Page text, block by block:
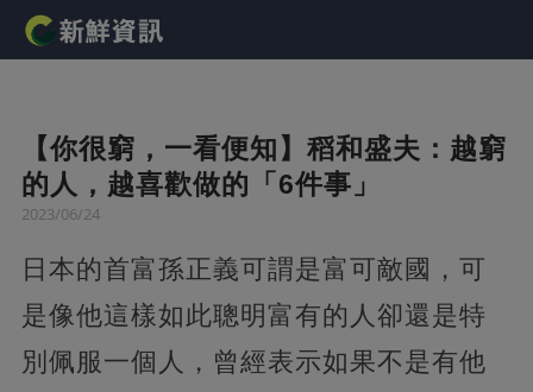
【你很窮，一看便知】稻和盛夫：越窮
的人，越喜歡做的「6件事」
2023/06/24
日本的首富孫正義可謂是富可敵國，可
是像他這樣如此聰明富有的人卻還是特
別佩服一個人，曾經表示如果不是有他